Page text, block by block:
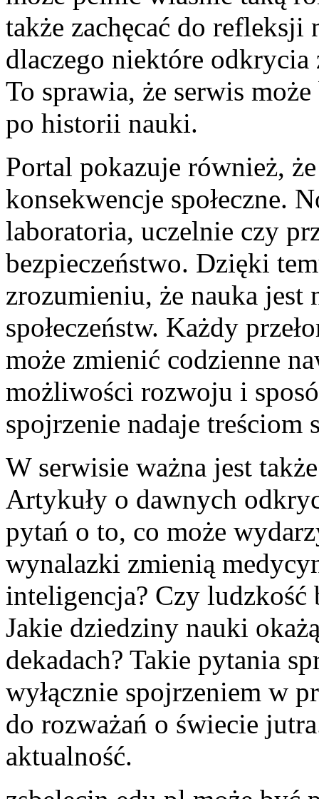
także zachęcać do
dlaczego niektóre
To sprawia, że serwis
po historii nauki.
Portal pokazuje również,
konsekwencje społeczne.
laboratoria, uczelnie czy
bezpieczeństwo. Dzięki
zrozumieniu, że nauka jest
społeczeństw. Każdy
może zmienić codzienne
możliwości rozwoju i
spojrzenie nadaje treściom
W serwisie ważna jest
Artykuły o dawnych
pytań o to, co może
wynalazki zmienią
inteligencja? Czy ludzkość
Jakie dziedziny nauki
dekadach? Takie pytania
wyłącznie spojrzeniem w
do rozważań o świecie
aktualność.